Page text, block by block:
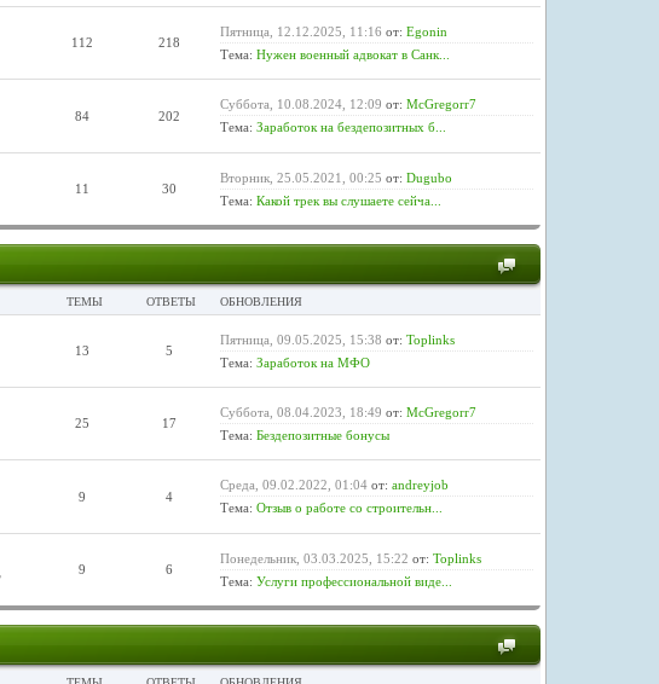
112 218
Пятница, 12.12.2025, 11:16 от: Egonin
Тема: Нужен военный адвокат в Санк...
84 202
Суббота, 10.08.2024, 12:09 от: McGregorr7
Тема: Заработок на бездепозитных б...
11 30
Вторник, 25.05.2021, 00:25 от: Dugubo
Тема: Какой трек вы слушаете сейча...
ТЕМЫ ОТВЕТЫ ОБНОВЛЕНИЯ
13 5
Пятница, 09.05.2025, 15:38 от: Toplinks
Тема: Заработок на МФО
25 17
Суббота, 08.04.2023, 18:49 от: McGregorr7
Тема: Бездепозитные бонусы
9 4
Среда, 09.02.2022, 01:04от: andreyjob
Тема: Отзыв о работе со строительн...
9 6
Понедельник, 03.03.2025, 15:22 от: Toplinks
Тема: Услуги профессиональной виде...